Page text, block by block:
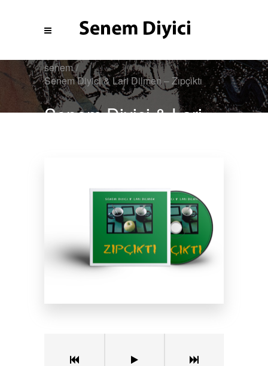
senem /
Senem Diyici & Lari Dilmen – Zıpçıktı
Senem Diyici & Lari